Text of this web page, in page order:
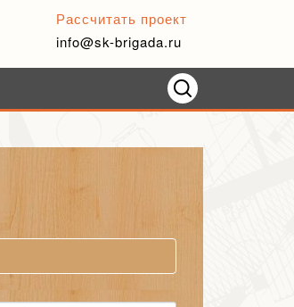
Рассчитать проект
info@sk-brigada.ru